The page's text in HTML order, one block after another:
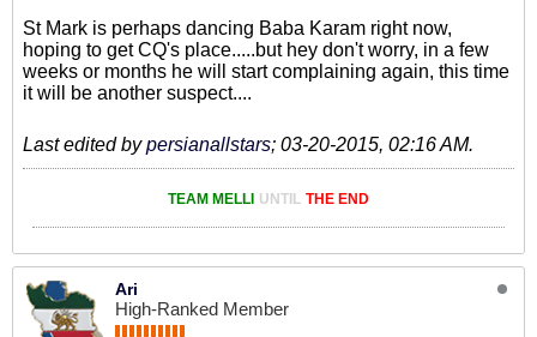
St Mark is perhaps dancing Baba Karam right now,
hoping to get CQ's place.....but hey don't worry, in a few
weeks or months he will start complaining again, this time
it will be another suspect....
Last edited bypersianallstars; 03-20-2015, 02:16 AM.
TEAM MELLI UNTIL THE END
Ari
High-Ranked Member